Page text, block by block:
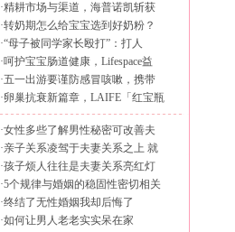
·精耕市场与渠道，海普诺凯斩获
·转奶期怎么给宝宝选到好奶粉？
·“母子被同学家长殴打”：打人
·呵护宝宝肠道健康，Lifespace益
·五一出游要谨防感冒咳嗽，携带
·卵巢抗衰新篇章，LAIFE「红宝瓶
·女性多些了解男性秘密可改善夫
·亲子关系凌驾于夫妻关系之上 就
·孩子烦人往往是夫妻关系亮红灯
·5个规律与婚姻的稳固性密切相关
·终结了无性婚姻我却后悔了
·如何让男人老老实实呆在家